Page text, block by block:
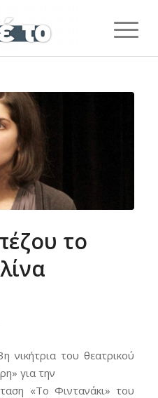
το
νικήτρια του θεατρικού
για την
«Το Φιντανάκι» του